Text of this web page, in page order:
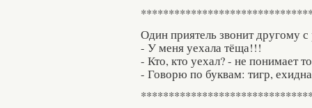
Один приятель звонит другому
- У меня уехала тёща!!!
- Кто, кто уехал? - не понимает
- Говорю по буквам: тигр,